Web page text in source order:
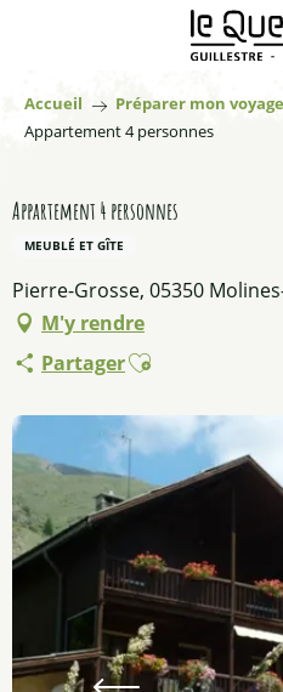
principal
Accueil Préparer mon voyage
Appartement 4 personnes
Appartement 4 personnes
MEUBLÉ ET GÎTE
Pierre-Grosse, 05350
M'y rendre
PartagerAjouter aux favoris